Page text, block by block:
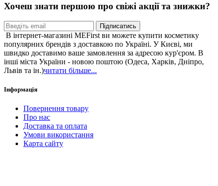
Хочеш знати першою про свіжі акції та знижки?
Підписатись
В інтернет-магазині MEFirst ви можете купити косметику
популярних брендів з доставкою по Україні. У Києві, ми
швидко доставимо ваше замовлення за адресою кур'єром. В
інші міста України - новою поштою (Одеса, Харків, Дніпро,
Львів та ін.)читати більше...
Інформація
Повернення товару
Про нас
Доставка та оплата
Умови використання
Карта сайту